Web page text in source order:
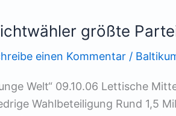
größte
einen Kommentar /
Welt“ 09.10.06 Lettische
Wahlbeteiligung Rund 1,5